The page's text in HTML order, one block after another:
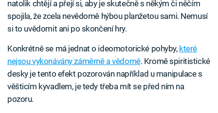
natolik chtějí a přejí si, aby je skutečně s někým či něčím
spojila, že zcela nevědomě hýbou planžetou sami. Nemusí
si to uvědomit ani po skončení hry.
Konkrétně se má jednat o ideomotorické pohyby, které
nejsou vykonávány záměrně a vědomě. Kromě spiritistické
desky je tento efekt pozorován například u manipulace s
věšticím kyvadlem, je tedy třeba mít se před ním na
pozoru.